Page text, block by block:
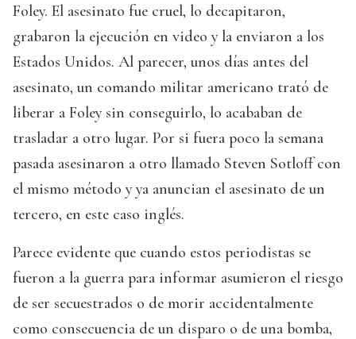
Foley. El asesinato fue cruel, lo decapitaron,
grabaron la ejecución en video y la enviaron a los
Estados Unidos. Al parecer, unos días antes del
asesinato, un comando militar americano trató de
liberar a Foley sin conseguirlo, lo acababan de
trasladar a otro lugar. Por si fuera poco la semana
pasada asesinaron a otro llamado Steven Sotloff con
el mismo método y ya anuncian el asesinato de un
tercero, en este caso inglés.
Parece evidente que cuando estos periodistas se
fueron a la guerra para informar asumieron el riesgo
de ser secuestrados o de morir accidentalmente
como consecuencia de un disparo o de una bomba,